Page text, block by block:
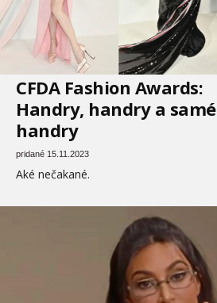
CFDA Fashion Awards:
Handry, handry a samé
handry
pridané 15.11.2023
Aké nečakané.